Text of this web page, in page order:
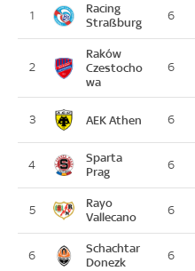
1
Racing
Straßburg
6
2
Raków
Czestocho
wa
6
3 AEK Athen 6
4
Sparta
Prag
6
5
Rayo
Vallecano
6
6
Schachtar
Donezk
6